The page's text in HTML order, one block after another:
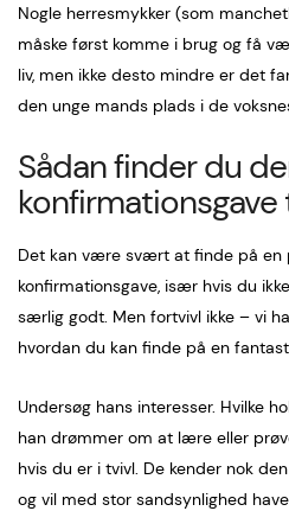
Nogle herresmykker (som
måske først komme i brug og få
liv, men ikke desto mindre er det
den unge mands plads i de
Sådan finder du
konfirmationsgave
Det kan være svært at finde på en
konfirmationsgave, især hvis du
særlig godt. Men fortvivl ikke – vi
hvordan du kan finde på en
Undersøg hans interesser. Hvilke
han drømmer om at lære eller
hvis du er i tvivl. De kender nok
og vil med stor sandsynlighed